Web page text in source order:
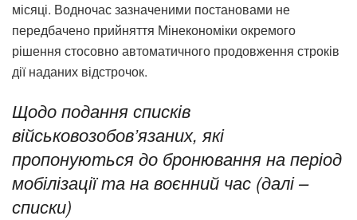
місяці. Водночас зазначеними постановами не
передбачено прийняття Мінекономіки окремого
рішення стосовно автоматичного продовження строків
дії наданих відстрочок.
Щодо подання списків
військовозобов’язаних, які
пропонуються до бронювання на період
мобілізації та на воєнний час (далі –
списки)